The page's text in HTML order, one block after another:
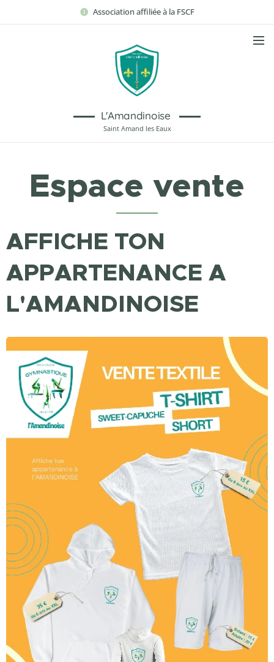
Association affiliée à la FSCF
L'Amandinoise
Saint Amand les Eaux
Espace vente
AFFICHE TON
APPARTENANCE A
L'AMANDINOISE